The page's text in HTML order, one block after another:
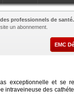
professionnels de santé.
un abonnement.
EMC
exceptionnelle et se
intraveineuse des